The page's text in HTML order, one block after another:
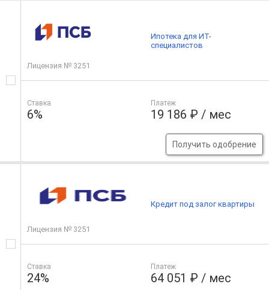
Лицензия № 3251
Ставка
6%
Платеж
19 186 ₽ / мес
Получить одобрение
Ипотека для ИТ-
специалистов
Лицензия № 3251
Ставка
24%
Платеж
64 051 ₽ / мес
Кредит под залог квартиры